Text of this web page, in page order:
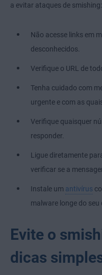
a evitar ataques de smishing:
Não acesse links em
desconhecidos.
Verifique o URL de
Tenha cuidado com
urgente e com as
Verifique quaisquer
responder.
Ligue diretamente
verificar se a
Instale um antivírus
malware longe do seu
Evite o
dicas